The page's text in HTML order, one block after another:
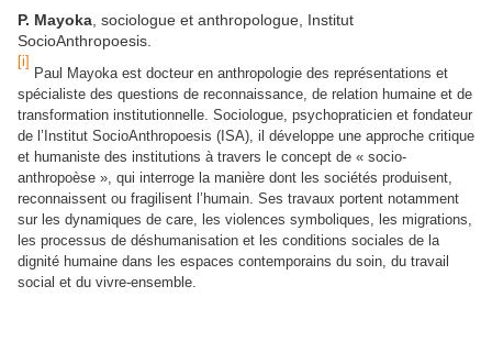
P. Mayoka , sociologue et anthropologue, Institut
SocioAnthropoesis.
[i]
Paul Mayoka est docteur en anthropologie des représentations et
spécialiste des questions de reconnaissance, de relation humaine et de
transformation institutionnelle. Sociologue, psychopraticien et fondateur
de l’Institut SocioAnthropoesis (ISA), il développe une approche critique
et humaniste des institutions à travers le concept de « socio-
anthropoèse », qui interroge la manière dont les sociétés produisent,
reconnaissent ou fragilisent l’humain. Ses travaux portent notamment
sur les dynamiques de care, les violences symboliques, les migrations,
les processus de déshumanisation et les conditions sociales de la
dignité humaine dans les espaces contemporains du soin, du travail
social et du vivre-ensemble.